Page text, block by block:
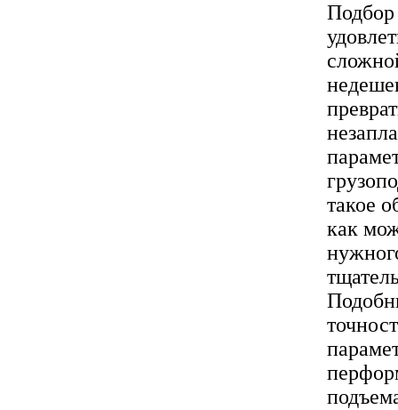
Подбор
такое
как